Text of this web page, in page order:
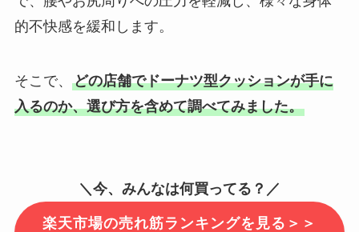
的不快感を緩和します。
そこで、 どの店舗でドーナツ型クッションが手に
入るのか、選び方を含めて調べてみました。
＼今、みんなは何買ってる？／
楽天市場の売れ筋ランキングを見る＞＞